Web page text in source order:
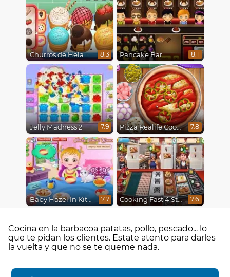
Churros de Helado 8.3 Pancake Bar 8.1
Jelly Madness 2 7.9 Pizza Realife Cooking 7.8
Baby Hazel In Kitchen 7.7 Cooking Fast 4 Steak 7.6
Cocina en la barbacoa patatas, pollo, pescado... lo
que te pidan los clientes. Estate atento para darles
la vuelta y que no se te queme nada.